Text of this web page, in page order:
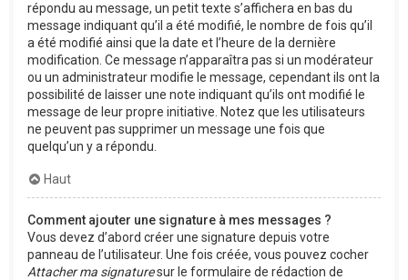
répondu au message, un petit texte s’affichera en bas du
message indiquant qu’il a été modifié, le nombre de fois qu’il
a été modifié ainsi que la date et l’heure de la dernière
modification. Ce message n’apparaîtra pas si un modérateur
ou un administrateur modifie le message, cependant ils ont la
possibilité de laisser une note indiquant qu’ils ont modifié le
message de leur propre initiative. Notez que les utilisateurs
ne peuvent pas supprimer un message une fois que
quelqu’un y a répondu.
Haut
Comment ajouter une signature à mes messages ?
Vous devez d’abord créer une signature depuis votre
panneau de l’utilisateur. Une fois créée, vous pouvez cocher
Attacher ma signaturesur le formulaire de rédaction de